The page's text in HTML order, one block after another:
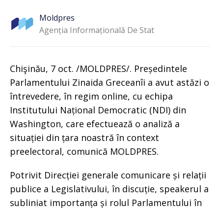
Moldpres
Agenția Informațională De Stat
Chişinău, 7 oct. /MOLDPRES/. Președintele
Parlamentului Zinaida Greceanîi a avut astăzi o
întrevedere, în regim online, cu echipa
Institutului Național Democratic (NDI) din
Washington, care efectuează o analiză a
situației din țara noastră în context
preelectoral, comunică MOLDPRES.
Potrivit Direcției generale comunicare și relații
publice a Legislativului, în discuție, speakerul a
subliniat importanța și rolul Parlamentului în